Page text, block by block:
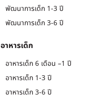
พัฒนาการเด็ก 1-3 ปี
พัฒนาการเด็ก 3-6 ปี
อาหารเด็ก
อาหารเด็ก 6 เดือน –1 ปี
อาหารเด็ก 1-3 ปี
อาหารเด็ก 3-6 ปี